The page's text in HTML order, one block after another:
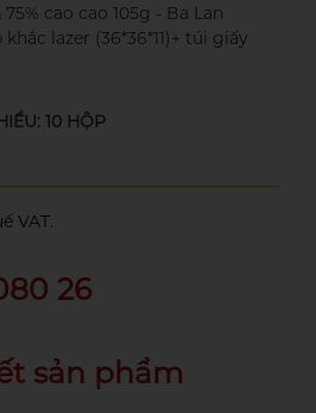
cao cao 105g - Ba Lan
lazer (36*36*11)+ túi giấy
10 HỘP
VAT.
26
sản phẩm